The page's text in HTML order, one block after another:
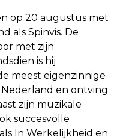
op 20 augustus met
als Spinvis. De
met zijn
is hij
meest eigenzinnige
en ontving
zijn muzikale
succesvolle
In Werkelijkheid en